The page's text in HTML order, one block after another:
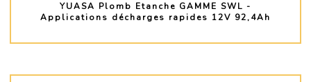
YUASA Plomb Etanche GAMME SWL -
Applications décharges rapides 12V 92,4Ah